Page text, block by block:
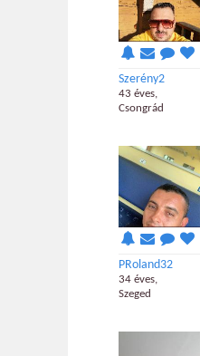
Szerény2
43 éves,
Csongrád
PRoland32
34 éves,
Szeged